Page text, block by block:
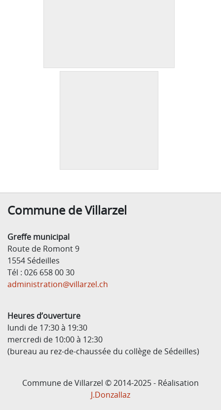
Commune de Villarzel
Greffe municipal
Route de Romont 9
1554 Sédeilles
Tél : 026 658 00 30
administration@villarzel.ch
Heures d’ouverture
lundi de 17:30 à 19:30
mercredi de 10:00 à 12:30
(bureau au rez-de-chaussée du collège de Sédeilles)
Commune de Villarzel © 2014-2025 - Réalisation
J.Donzallaz